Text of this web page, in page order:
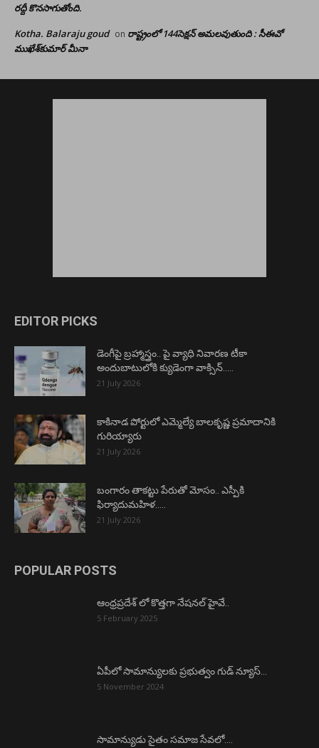
రద్దీ కొనసాగుతోంది.
Kotha. Balaraju goud on రాష్ట్రంలో 144సెక్షన్ అమలవుతుంది : సీఈవో
ముఖేశ్‌కుమార్‌ మీనా
EDITOR PICKS
డెంగీపై బ్రహ్మాస్త్రం.. పై వ్యాధి నివారణ టీకా
అందుబాటులోకి క్యుడెంగా వాక్సిన్…..
21 July 2026
కాకినాడ పోర్టులో ఎమ్మెల్యే బాలకృష్ణ ప్రమాదానికి
గురియ్యారు
21 July 2026
బంగారం తాకట్టు పేరుతో మోసం.. ఎస్పీకి
ఫిర్యాదుమహిళ…..
21 July 2026
POPULAR POSTS
ఆంధ్రప్రదేశ్ లో కొత్తగా నేషనల్ హైవే..
5 February 2025
ఏపీలో సామాన్యులకు ప్రభుత్వం గుడ్ న్యూస్…
5 November 2024
సామాన్యుడు సైతం సమాజ సేవలో….